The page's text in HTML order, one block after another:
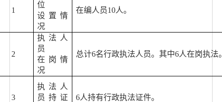
1
位
设置情
况
在编人员10人。
2
执法人
员
在岗情
况
总计6名行政执法人员。其中6人在岗执法
3
执法人
员持证
6人持有行政执法证件。